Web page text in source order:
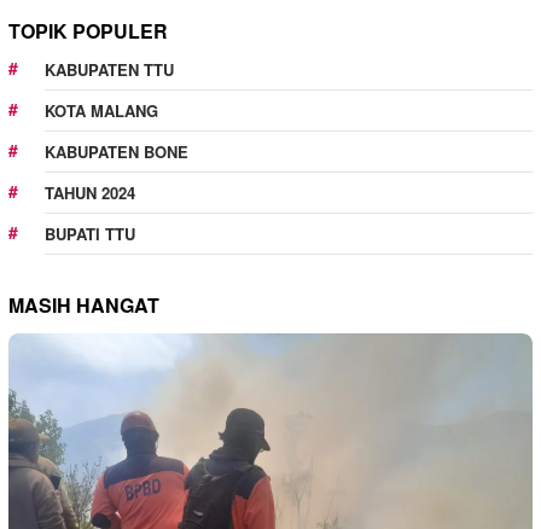
TOPIK POPULER
KABUPATEN TTU
KOTA MALANG
KABUPATEN BONE
TAHUN 2024
BUPATI TTU
MASIH HANGAT